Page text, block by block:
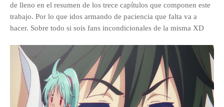
de lleno en el resumen de los trece capítulos que componen este
trabajo. Por lo que idos armando de paciencia que falta va a
hacer. Sobre todo si sois fans incondicionales de la misma XD